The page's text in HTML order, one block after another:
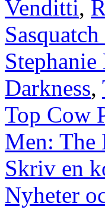
Venditti,
Stephanie
Darkness,
Top Cow
Men: The
Skriv en
Nyheter